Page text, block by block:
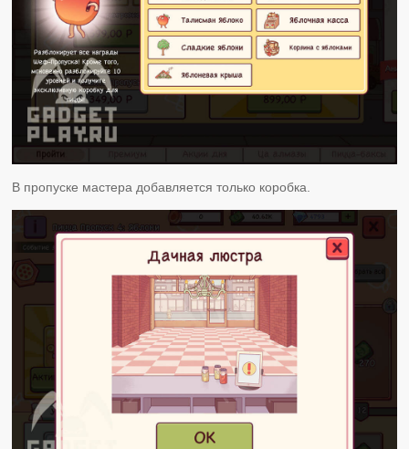
В пропуске мастера добавляется только коробка.